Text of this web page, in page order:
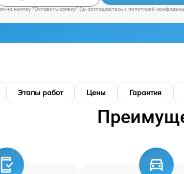
на кнопку "Оставить заявку" Вы соглашаетесь c политикой
Этапы работ Цены Гарантия